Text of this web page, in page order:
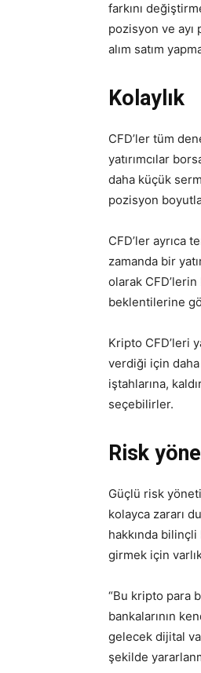
farkını
pozisyon ve ayı
alım satım
Kolaylık
CFD’ler tüm
yatırımcılar
daha küçük
pozisyon
CFD’ler ayrıca
zamanda bir
olarak
beklentilerine
Kripto CFD’leri
verdiği için daha
iştahlarına,
seçebilirler.
Risk
Güçlü risk
kolayca zararı
hakkında
girmek için
“Bu kripto para
bankalarının
gelecek dijital
şekilde